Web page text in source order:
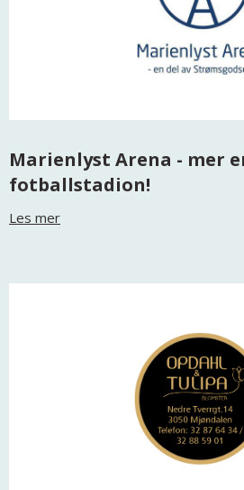
Marienlyst Arena - mer
fotballstadion!
Les mer